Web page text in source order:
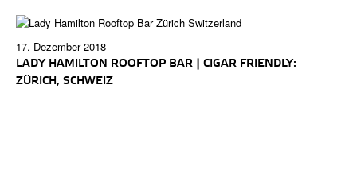
17. Dezember 2018
LADY HAMILTON ROOFTOP BAR | CIGAR FRIENDLY:
ZÜRICH, SCHWEIZ